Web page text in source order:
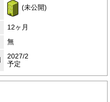
(未公開)
12ヶ月
無
2027/2
予定